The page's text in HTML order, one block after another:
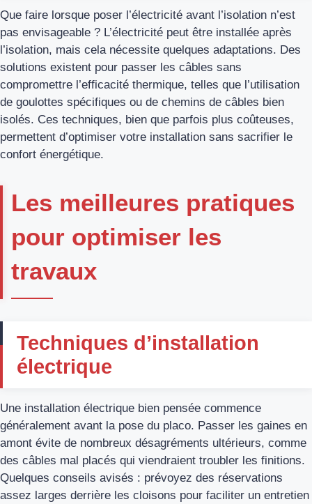
Que faire lorsque poser l’électricité avant l’isolation n’est
pas envisageable ? L’électricité peut être installée après
l’isolation, mais cela nécessite quelques adaptations. Des
solutions existent pour passer les câbles sans
compromettre l’efficacité thermique, telles que l’utilisation
de goulottes spécifiques ou de chemins de câbles bien
isolés. Ces techniques, bien que parfois plus coûteuses,
permettent d’optimiser votre installation sans sacrifier le
confort énergétique.
Les meilleures pratiques
pour optimiser les
travaux
Techniques d’installation
électrique
Une installation électrique bien pensée commence
généralement avant la pose du placo. Passer les gaines en
amont évite de nombreux désagréments ultérieurs, comme
des câbles mal placés qui viendraient troubler les finitions.
Quelques conseils avisés : prévoyez des réservations
assez larges derrière les cloisons pour faciliter un entretien